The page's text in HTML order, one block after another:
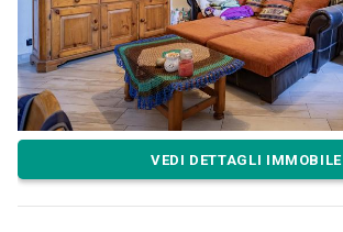
VEDI DETTAGLI IMMOBILE